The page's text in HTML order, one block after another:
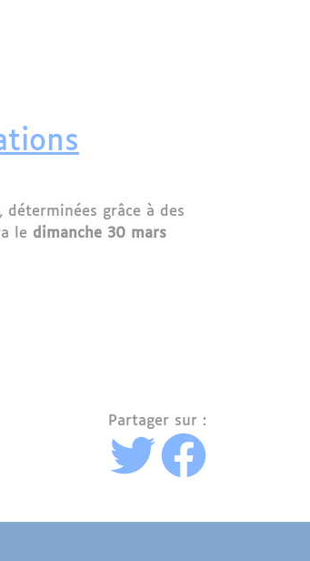
déterminées grâce à des
le dimanche 30 mars
Partager sur :